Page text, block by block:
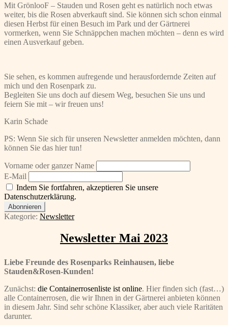
Mit GrönlooF – Stauden und Rosen geht es natürlich noch etwas
weiter, bis die Rosen abverkauft sind. Sie können sich schon einmal
diesen Herbst für einen Besuch im Park und der Gärtnerei
vormerken, wenn Sie Schnäppchen machen möchten – denn es wird
einen Ausverkauf geben.
Sie sehen, es kommen aufregende und herausfordernde Zeiten auf
mich und den Rosenpark zu.
Begleiten Sie uns doch auf diesem Weg, besuchen Sie uns und
feiern Sie mit – wir freuen uns!
Karin Schade
PS: Wenn Sie sich für unseren Newsletter anmelden möchten, dann
können Sie das hier tun!
Vorname oder ganzer Name
E-Mail
Indem Sie fortfahren, akzeptieren Sie unsere
Datenschutzerklärung.
Kategorie: Newsletter
Newsletter Mai 2023
Liebe Freunde des Rosenparks Reinhausen, liebe
Stauden&Rosen-Kunden!
Zunächst: die Containerrosenliste ist online. Hier finden sich (fast…)
alle Containerrosen, die wir Ihnen in der Gärtnerei anbieten können
in diesem Jahr. Sind sehr schöne Klassiker, aber auch viele Raritäten
darunter.